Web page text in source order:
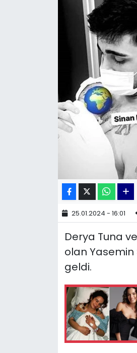
25.01.2024 - 16:01
Derya Tuna
olan
geldi.
KÜLTÜR SANAT
SAĞLIK
Siyaset
YEREL POLİTİKA
YEREL YÖNETİMLER